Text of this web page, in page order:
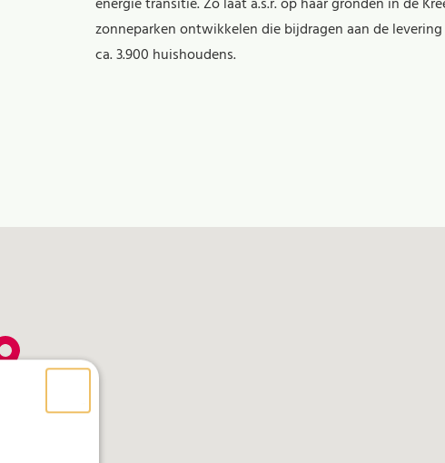
zonneparken ontwikkelen die bijdragen aan de
ca. 3.900 huishoudens.